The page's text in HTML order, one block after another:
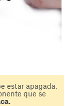
estar apagada,
que se